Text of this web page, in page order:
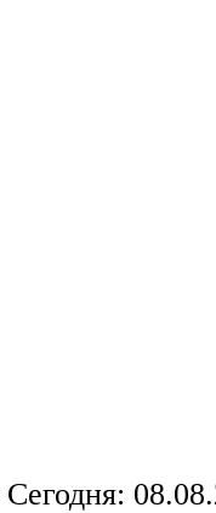
Сегодня: